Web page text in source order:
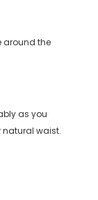
around the
as you
natural waist.